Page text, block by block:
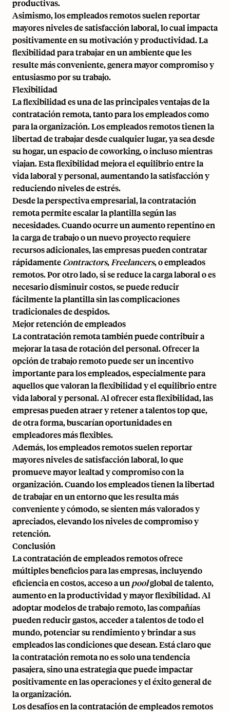
productivas.
Asimismo, los empleados remotos suelen reportar
mayores niveles de satisfacción laboral, lo cual impacta
positivamente en su motivación y productividad. La
flexibilidad para trabajar en un ambiente que les
resulte más conveniente, genera mayor compromiso y
entusiasmo por su trabajo.
Flexibilidad
La flexibilidad es una de las principales ventajas de la
contratación remota, tanto para los empleados como
para la organización. Los empleados remotos tienen la
libertad de trabajar desde cualquier lugar, ya sea desde
su hogar, un espacio de coworking, o incluso mientras
viajan. Esta flexibilidad mejora el equilibrio entre la
vida laboral y personal, aumentando la satisfacción y
reduciendo niveles de estrés.
Desde la perspectiva empresarial, la contratación
remota permite escalar la plantilla según las
necesidades. Cuando ocurre un aumento repentino en
la carga de trabajo o un nuevo proyecto requiere
recursos adicionales, las empresas pueden contratar
rápidamenteContractors, Freelancers, o empleados
remotos. Por otro lado, si se reduce la carga laboral o es
necesario disminuir costos, se puede reducir
fácilmente la plantilla sin las complicaciones
tradicionales de despidos.
Mejor retención de empleados
La contratación remota también puede contribuir a
mejorar la tasa de rotación del personal. Ofrecer la
opción de trabajo remoto puede ser un incentivo
importante para los empleados, especialmente para
aquellos que valoran la flexibilidad y el equilibrio entre
vida laboral y personal. Al ofrecer esta flexibilidad, las
empresas pueden atraer y retener a talentos top que,
de otra forma, buscarían oportunidades en
empleadores más flexibles.
Además, los empleados remotos suelen reportar
mayores niveles de satisfacción laboral, lo que
promueve mayor lealtad y compromiso con la
organización. Cuando los empleados tienen la libertad
de trabajar en un entorno que les resulta más
conveniente y cómodo, se sienten más valorados y
apreciados, elevando los niveles de compromiso y
retención.
Conclusión
La contratación de empleados remotos ofrece
múltiples beneficios para las empresas, incluyendo
eficiencia en costos, acceso a un poolglobal de talento,
aumento en la productividad y mayor flexibilidad. Al
adoptar modelos de trabajo remoto, las compañías
pueden reducir gastos, acceder a talentos de todo el
mundo, potenciar su rendimiento y brindar a sus
empleados las condiciones que desean. Está claro que
la contratación remota no es solo una tendencia
pasajera, sino una estrategia que puede impactar
positivamente en las operaciones y el éxito general de
la organización.
Los desafíos en la contratación de empleados remotos